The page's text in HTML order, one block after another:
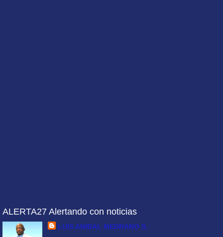
ALERTA27 Alertando con noticias
LUIS ANIBAL MEDRANO S.